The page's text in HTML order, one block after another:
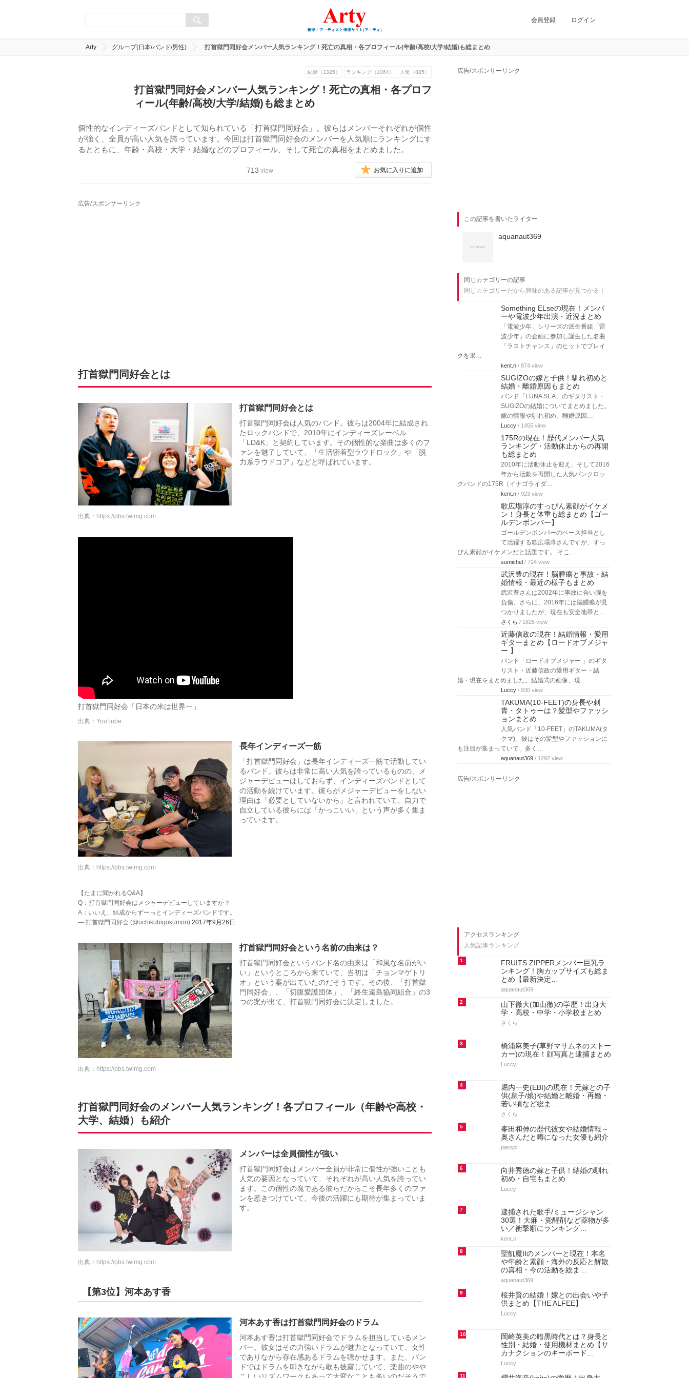
会員登録 ログイン
Arty グループ(日本/バンド/男性) 打首獄門同好会メンバー人気ランキング！死亡の真相・各プロフィール(年齢/高校/大学/結婚)も総まとめ
結婚（1325） ランキング（1064） 人気（885）
打首獄門同好会メンバー人気ランキング！死亡の真相・各プロフ
ィール(年齢/高校/大学/結婚)も総まとめ
個性的なインディーズバンドとして知られている「打首獄門同好会」。彼らはメンバーそれぞれが個性
が強く、全員が高い人気を誇っています。今回は打首獄門同好会のメンバーを人気順にランキングにす
るとともに、年齢・高校・大学・結婚などのプロフィール、そして死亡の真相をまとめました。
713 view お気に入りに追加
広告/スポンサーリンク
打首獄門同好会とは
打首獄門同好会とは
打首獄門同好会は人気のバンド。彼らは2004年に結成され
たロックバンドで、2010年にインディーズレーベル
「LD&K」と契約しています。その個性的な楽曲は多くのフ
ァンを魅了していて、「生活密着型ラウドロック」や「脱
力系ラウドコア」などと呼ばれています。
出典： https://pbs.twimg.com
打首獄門同好会「日本の米は世界一」
出典：YouTube
長年インディーズ一筋
「打首獄門同好会」は長年インディーズ一筋で活動してい
るバンド。彼らは非常に高い人気を誇っているものの、メ
ジャーデビューはしておらず、インディーズバンドとして
の活動を続けています。彼らがメジャーデビューをしない
理由は「必要としていないから」と言われていて、自力で
自立している彼らには「かっこいい」という声が多く集ま
っています。
出典： https://pbs.twimg.com
【たまに聞かれるQ&A】
Q：打首獄門同好会はメジャーデビューしていますか？
A：いいえ、結成からずーっとインディーズバンドです。
— 打首獄門同好会 (@uchikubigokumon) 2017年9月26日
打首獄門同好会という名前の由来は？
打首獄門同好会というバンド名の由来は「和風な名前がい
い」というところから来ていて、当初は「チョンマゲトリ
オ」という案が出ていたのだそうです。その後、「打首獄
門同好会」、「切腹愛護団体」、「終生遠島協同組合」の3
つの案が出て、打首獄門同好会に決定しました。
出典： https://pbs.twimg.com
打首獄門同好会のメンバー人気ランキング！各プロフィール（年齢や高校・
大学、結婚）も紹介
メンバーは全員個性が強い
打首獄門同好会はメンバー全員が非常に個性が強いことも
人気の要因となっていて、それぞれが高い人気を誇ってい
ます。この個性の塊である彼らだからこそ長年多くのファ
ンを惹きつけていて、今後の活躍にも期待が集まっていま
す。
出典： https://pbs.twimg.com
【第3位】河本あす香
河本あす香は打首獄門同好会のドラム
河本あす香は打首獄門同好会でドラムを担当しているメン
バー。彼女はその力強いドラムが魅力となっていて、女性
でありながら存在感あるドラムを聴かせます。また、バン
ドではドラムを叩きながら歌も披露していて、楽曲のやや
広告/スポンサーリンク
この記事を書いたライター
aquanaut369
同じカテゴリーの記事
同じカテゴリーだから興味のある記事が見つかる！
Something ELseの現在！メンバ
ーや電波少年出演・近況まとめ
「電波少年」シリーズの派生番組「雷
波少年」の企画に参加し誕生した名曲
「ラストチャンス」のヒットでブレイ
クを果…
kent.n / 874 view
SUGIZOの嫁と子供！馴れ初めと
結婚・離婚原因もまとめ
バンド「LUNA SEA」のギタリスト・
SUGIZOの結婚についてまとめました。
嫁の情報や馴れ初め、離婚原因…
Luccy / 1455 view
175Rの現在！歴代メンバー人気
ランキング・活動休止からの再開
も総まとめ
2010年に活動休止を迎え、そして2016
年から活動を再開した人気パンクロッ
クバンドの175R（イナゴライダ…
kent.n / 923 view
歌広場淳のすっぴん素顔がイケメ
ン！身長と体重も総まとめ【ゴー
ルデンボンバー】
ゴールデンボンバーのベース担当とし
て活躍する歌広場淳さんですが、すっ
ぴん素顔がイケメンだと話題です。 そこ…
sumichel / 724 view
武沢豊の現在！脳腫瘍と事故・結
婚情報・最近の様子もまとめ
武沢豊さんは2002年に事故に合い腕を
負傷、さらに、2016年には脳腫瘍が見
つかりましたが、現在も安全地帯と…
さくら / 1825 view
近藤信政の現在！結婚情報・愛用
ギターまとめ【ロードオブメジャ
ー 】
バンド「ロードオブメジャー 」のギタ
リスト・近藤信政の愛用ギター・結
婚・現在をまとめました。結婚式の画像、現…
Luccy / 930 view
TAKUMA(10-FEET)の身長や刺
青・タトゥーは？髪型やファッシ
ョンまとめ
人気バンド「10-FEET」のTAKUMA(タ
クマ)。彼はその髪型やファッションに
も注目が集まっていて、多く…
aquanaut369 / 1292 view
広告/スポンサーリンク
アクセスランキング
人気記事ランキング
1
FRUITS ZIPPERメンバー巨乳ラ
ンキング！胸カップサイズも総ま
とめ【最新決定…
aquanaut369
2
山下徹大(加山徹)の学歴！出身大
学・高校・中学・小学校まとめ
さくら
3
橋浦麻美子(草野マサムネのストー
カー)の現在！顔写真と逮捕まとめ
Luccy
4
堀内一史(EBI)の現在！元嫁との子
供(息子/娘)や結婚と離婚・再婚・
若い頃など総ま…
さくら
5
峯田和伸の歴代彼女や結婚情報～
奥さんだと噂になった女優も紹介
passpi
6
向井秀徳の嫁と子供！結婚の馴れ
初め・自宅もまとめ
Luccy
7
逮捕された歌手/ミュージシャン
30選！大麻・覚醒剤など薬物が多
い／衝撃順にランキング…
kent.n
8
聖飢魔IIのメンバーと現在！本名
や年齢と素顔・海外の反応と解散
の真相・今の活動を総ま…
aquanaut369
9
桜井賢の結婚！嫁との出会いや子
供まとめ【THE ALFEE】
Luccy
10
岡崎英美の暗黒時代とは？身長と
性別・結婚・使用機材まとめ【サ
カナクションのキーボード…
Luccy
11